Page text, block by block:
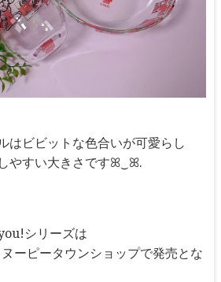
はビビットな色合いが可愛らし
やすい大きさですꕤ‿ꕤ.
シリーズは
ーピータウンショップで発売とな